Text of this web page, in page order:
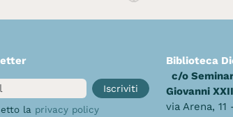
Iscriviti
la privacy policy
Biblioteca
c/o
Giovanni
via Arena,